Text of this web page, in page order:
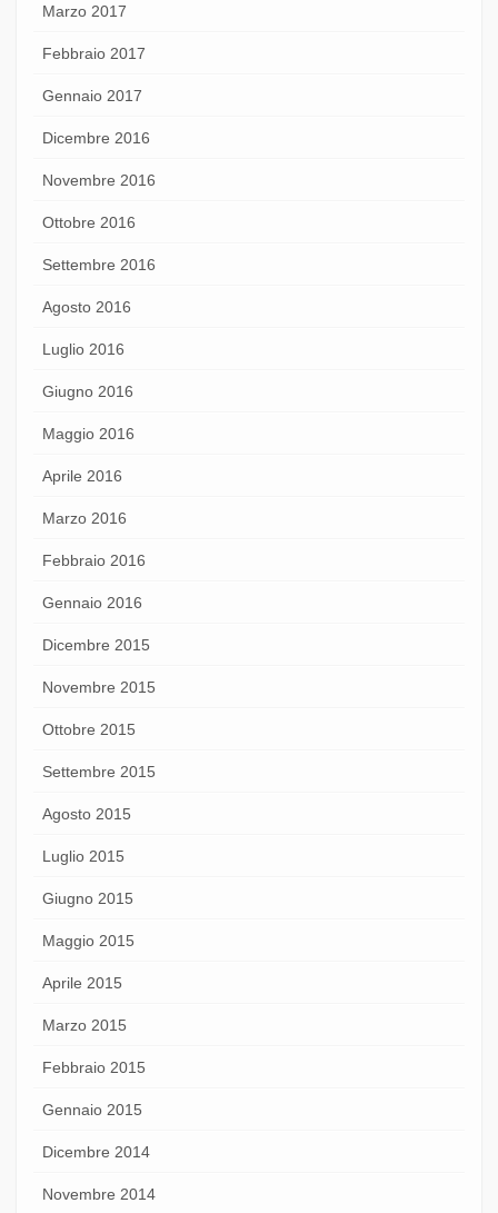
Marzo 2017
Febbraio 2017
Gennaio 2017
Dicembre 2016
Novembre 2016
Ottobre 2016
Settembre 2016
Agosto 2016
Luglio 2016
Giugno 2016
Maggio 2016
Aprile 2016
Marzo 2016
Febbraio 2016
Gennaio 2016
Dicembre 2015
Novembre 2015
Ottobre 2015
Settembre 2015
Agosto 2015
Luglio 2015
Giugno 2015
Maggio 2015
Aprile 2015
Marzo 2015
Febbraio 2015
Gennaio 2015
Dicembre 2014
Novembre 2014